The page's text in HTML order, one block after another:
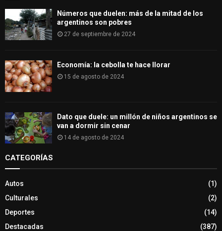
Números que duelen: más de la mitad de los
argentinos son pobres
27 de septiembre de 2024
Economía: la cebolla te hace llorar
15 de agosto de 2024
Dato que duele: un millón de niños argentinos se
van a dormir sin cenar
14 de agosto de 2024
CATEGORÍAS
Autos
(1)
Culturales
(2)
Deportes
(14)
Destacadas
(387)